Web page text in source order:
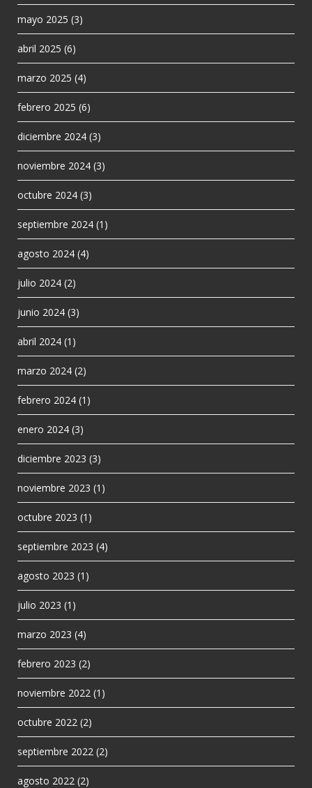
mayo 2025 (3)
abril 2025 (6)
marzo 2025 (4)
febrero 2025 (6)
diciembre 2024 (3)
noviembre 2024 (3)
octubre 2024 (3)
septiembre 2024 (1)
agosto 2024 (4)
julio 2024 (2)
junio 2024 (3)
abril 2024 (1)
marzo 2024 (2)
febrero 2024 (1)
enero 2024 (3)
diciembre 2023 (3)
noviembre 2023 (1)
octubre 2023 (1)
septiembre 2023 (4)
agosto 2023 (1)
julio 2023 (1)
marzo 2023 (4)
febrero 2023 (2)
noviembre 2022 (1)
octubre 2022 (2)
septiembre 2022 (2)
agosto 2022 (2)